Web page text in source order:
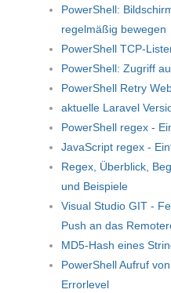
PowerShell:
regelmäßig bewegen
PowerShell TCP-
PowerShell: Zugriff
PowerShell Retry
aktuelle Laravel
PowerShell regex -
JavaScript regex -
Regex, Überblick,
und Beispiele
Visual Studio GIT -
Push an das
MD5-Hash eines
PowerShell Aufruf
Errorlevel